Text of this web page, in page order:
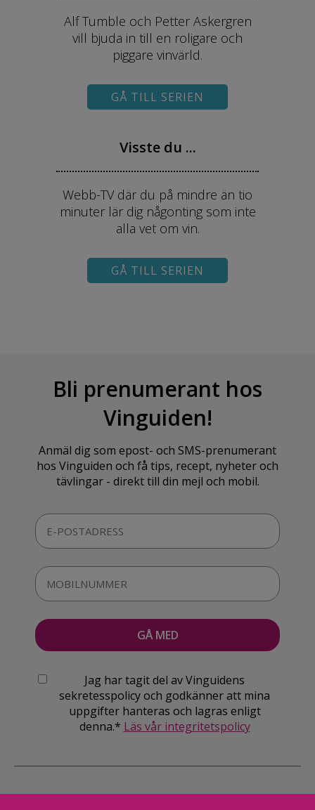
Alf Tumble och Petter Askergren
vill bjuda in till en roligare och
piggare vinvärld.
GÅ TILL SERIEN
Visste du ...
Webb-TV där du på mindre än tio
minuter lär dig någonting som inte
alla vet om vin.
GÅ TILL SERIEN
Bli prenumerant hos
Vinguiden!
Anmäl dig som epost- och SMS-prenumerant
hos Vinguiden och få tips, recept, nyheter och
tävlingar - direkt till din mejl och mobil.
Jag har tagit del av Vinguidens
sekretesspolicy och godkänner att mina
uppgifter hanteras och lagras enligt
denna.* Läs vår integritetspolicy